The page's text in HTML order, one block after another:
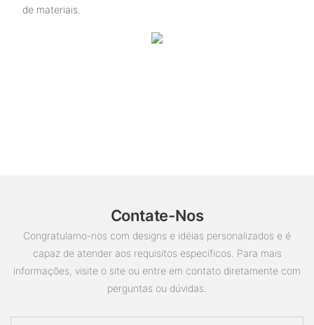
de materiais.
Contate-Nos
Congratulamo-nos com designs e idéias personalizados e é
capaz de atender aos requisitos específicos. Para mais
informações, visite o site ou entre em contato diretamente com
perguntas ou dúvidas.